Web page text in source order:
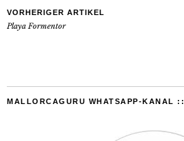
VORHERIGER ARTIKEL
Playa Formentor
MALLORCAGURU WHATSAPP-KANAL ::